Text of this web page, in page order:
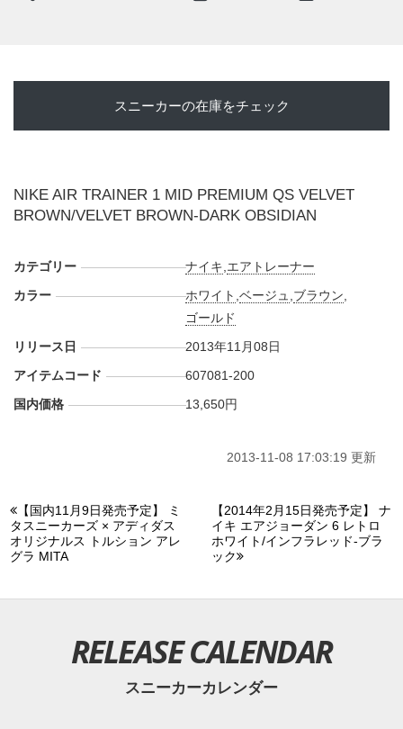
スニーカーの在庫をチェック
NIKE AIR TRAINER 1 MID PREMIUM QS VELVET
BROWN/VELVET BROWN-DARK OBSIDIAN
カテゴリー ナイキ エアトレーナー
カラー
ホワイト ,ベージュ ブラウン
ゴールド
リリース日
2013年11月08日
アイテムコード
607081-200
国内価格
13,650円
2013-11-08 17:03:19 更新
【国内11月9日発売予定】 ミ
タスニーカーズ × アディダス
オリジナルス トルション アレ
グラ MITA
【2014年2月15日発売予定】 ナ
イキ エアジョーダン 6 レトロ
ホワイト/インフラレッド-ブラ
ック
RELEASE CALENDAR
スニーカーカレンダー